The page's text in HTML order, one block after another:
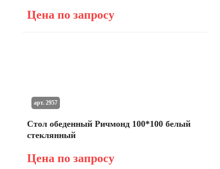
Цена по запросу
Стол обеденный Ричмонд 100*100 белый
стеклянный
Цена по запросу
арт. 2957